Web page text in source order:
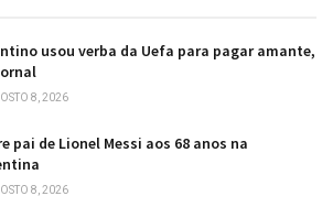
usou verba da Uefa para pagar amante,
8, 2026
pai de Lionel Messi aos 68 anos na
8, 2026